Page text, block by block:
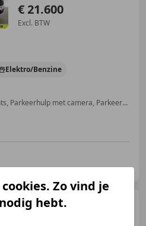
€ 21.600
Excl. BTW
Elektro/Benzine
Getinte ramen, Schuifdeur rechts, Parkeerhulp met camera, Parkeerhulp voor, Regensensor, Met onderhoudshistorie, Electronic Stability Program, Android Auto
Volkswagen T6
Transporter
Zo vind je
hebt.